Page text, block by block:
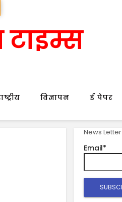
विज्ञापन ई पेपर
News Letter
Email*